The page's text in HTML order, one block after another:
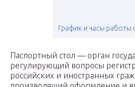
График и часы работы
Паспортный стол — орган
регулирующий вопросы
российских и иностранных